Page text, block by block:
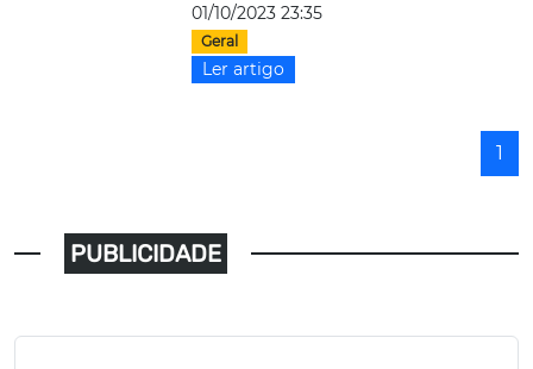
01/10/2023 23:35
Geral
Ler artigo
1
PUBLICIDADE